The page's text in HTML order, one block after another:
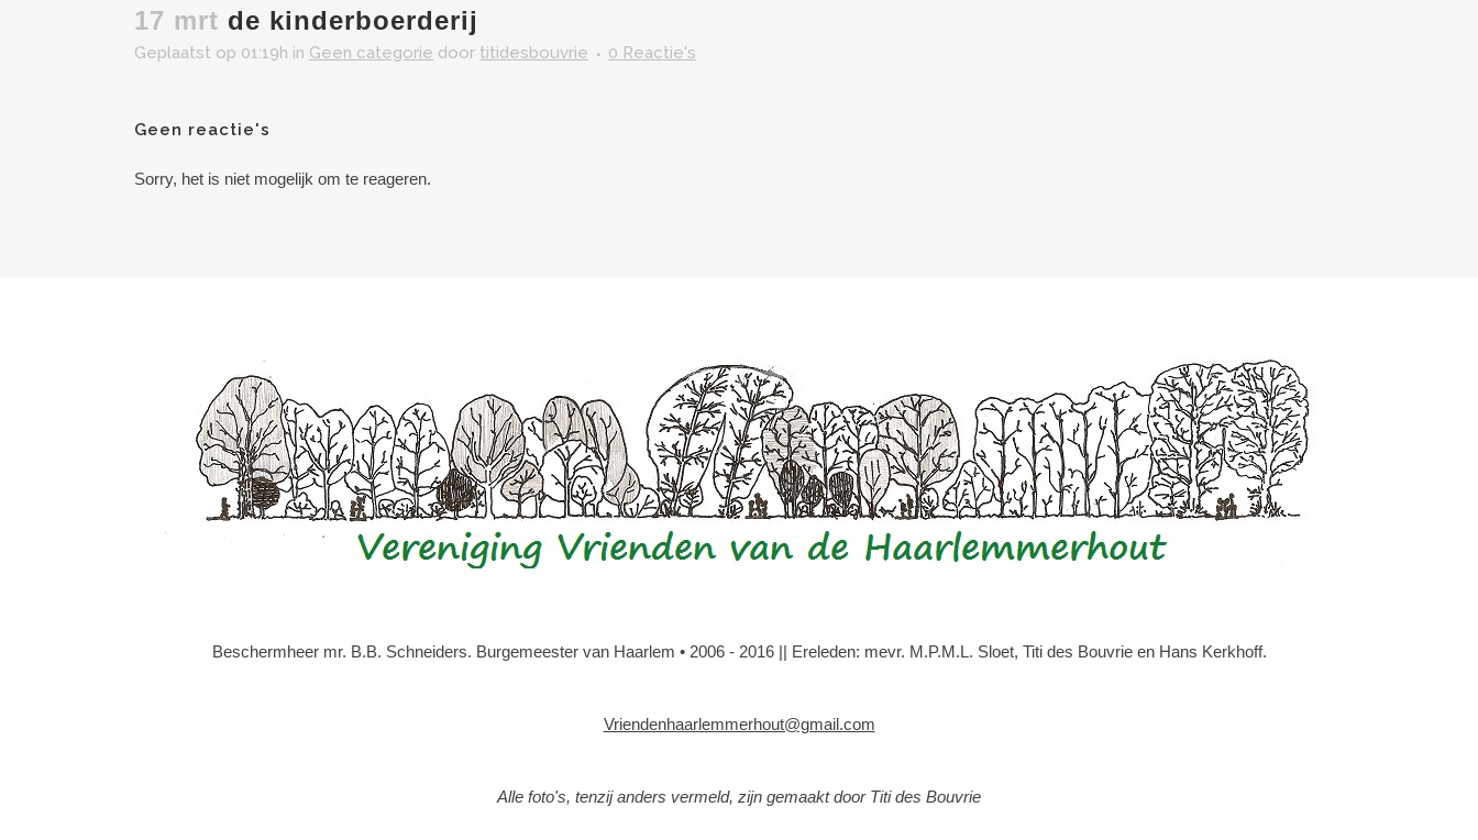
17 mrt de kinderboerderij
Geplaatst op 01:19h in Geen categorie door titidesbouvrie 0 Reactie's
Geen reactie's
Sorry, het is niet mogelijk om te reageren.
Beschermheer mr. B.B. Schneiders. Burgemeester van Haarlem • 2006 - 2016 || Ereleden: mevr. M.P.M.L. Sloet, Titi des Bouvrie en Hans Kerkhoff.
Vriendenhaarlemmerhout@gmail.com
Alle foto's, tenzij anders vermeld, zijn gemaakt door Titi des Bouvrie